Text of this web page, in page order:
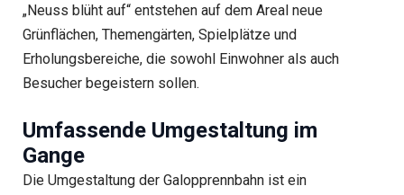
„Neuss blüht auf“ entstehen auf dem Areal neue
Grünflächen, Themengärten, Spielplätze und
Erholungsbereiche, die sowohl Einwohner als auch
Besucher begeistern sollen.
Umfassende Umgestaltung im
Gange
Die Umgestaltung der Galopprennbahn ist ein